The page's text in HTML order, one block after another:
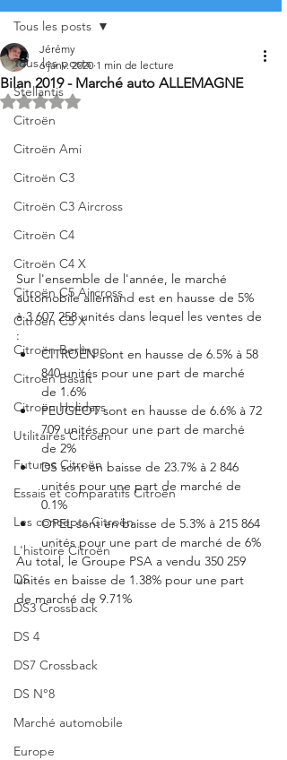
Tous les posts
Stellantis
Citroën
Citroën Ami
Citroën C3
Citroën C3 Aircross
Citroën C4
Citroën C4 X
Citroën C5 Aircross
Citroën C5 X
Citroën Berlingo
Citroën Basalt
Citroën Holidays
Utilitaires Citroën
Futures Citroën
Essais et comparatifs Citroën
Les concepts Citroën
L'histoire Citroën
DS
DS3 Crossback
DS 4
DS7 Crossback
DS N°8
Marché automobile
Europe
Tous les posts
Bilan 2019 - Marché auto ALLEMAGNE
Jérémy
6 janv. 2020 1 min de lecture
Noté NaN étoiles sur 5.
Sur l'ensemble de l'année, le marché
automobile allemand est en hausse de 5%
à 3 607 258 unités dans lequel les ventes de
:
CITROËN sont en hausse de 6.5% à 58
840 unités pour une part de marché
de 1.6%
PEUGEOT sont en hausse de 6.6% à 72
709 unités pour une part de marché
de 2%
DS sont en baisse de 23.7% à 2 846
unités pour une part de marché de
0.1%
OPEL sont en baisse de 5.3% à 215 864
unités pour une part de marché de 6%
Au total, le Groupe PSA a vendu 350 259
unités en baisse de 1.38% pour une part
de marché de 9.71%